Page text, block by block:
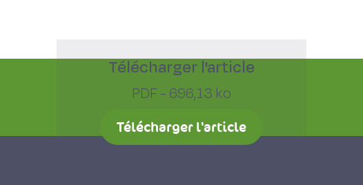
Télécharger l'article
PDF - 696,13 ko
Télécharger l'article